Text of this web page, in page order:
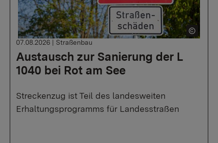
Austausch zur Sanierung der L
1040 bei Rot am See
07.08.2026 | Straßenbau
Streckenzug ist Teil des landesweiten
Erhaltungsprogramms für Landesstraßen